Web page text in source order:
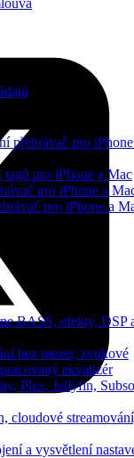
přehrávač pro
pro iPhone a Mac
pro iPhone a
pro iPhone a
BASS, efekty, DSP
bez mezer, zvukové
ekvalizér
Plex, Jellyfin,
cloudové
a vysvětlení